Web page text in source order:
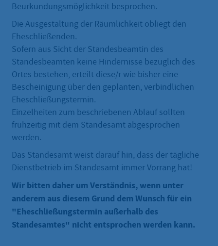
Beurkundungsmöglichkeit besprochen.
Die Ausgestaltung der Räumlichkeit obliegt den
Eheschließenden.
Sofern aus Sicht der Standesbeamtin des
Standesbeamten keine Hindernisse bezüglich des
Ortes bestehen, erteilt diese/r wie bisher eine
Bescheinigung über den geplanten, verbindlichen
Eheschließungstermin.
Einzelheiten zum beschriebenen Ablauf sollten
frühzeitig mit dem Standesamt abgesprochen
werden.
Das Standesamt weist darauf hin, dass der tägliche
Dienstbetrieb im Standesamt immer Vorrang hat!
Wir bitten daher um Verständnis, wenn unter
anderem aus diesem Grund dem Wunsch für ein
"Eheschließungstermin außerhalb des
Standesamtes" nicht entsprochen werden kann.